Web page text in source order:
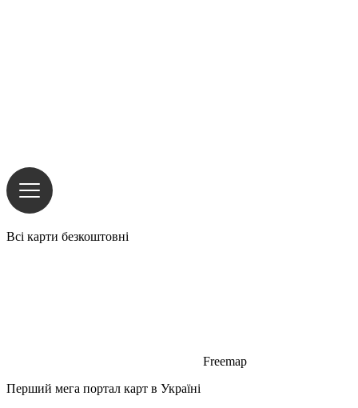
Всі карти безкоштовні
Freemap
Перший мега портал карт в Україні